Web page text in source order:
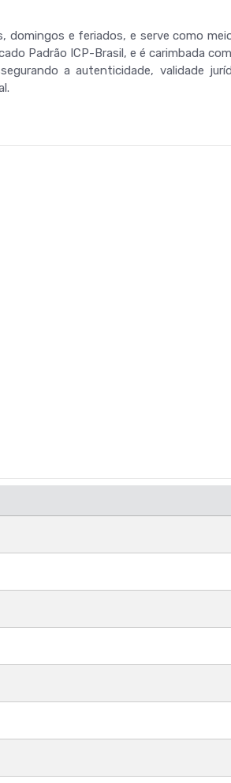
domingos e feriados, e serve como
Padrão ICP-Brasil, e é carimbada
a autenticidade, validade